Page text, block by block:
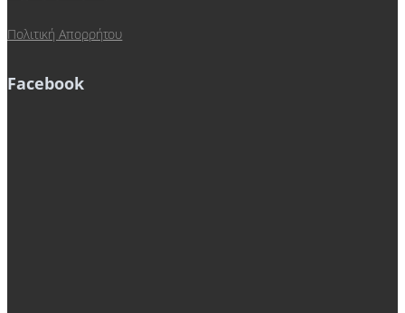
Πολιτική Απορρήτου
Facebook